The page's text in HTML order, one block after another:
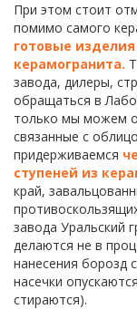
При этом стоит
помимо самого
готовые
керамогранита.
завода, дилеры,
обращаться в
только мы можем
связанные с
придерживаемся
ступеней из
край,
завода Уральский
делаются не в
нанесения борозд
насечки
стираются).